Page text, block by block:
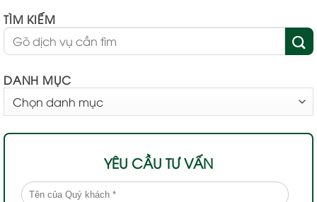
TÌM KIẾM
DANH MỤC
MỤC
YÊU CẦU TƯ VẤN